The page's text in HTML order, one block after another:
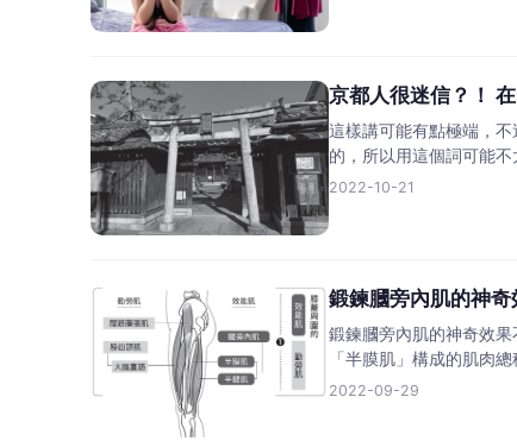
京都人很迷信？！
這樣講可能有點極端，
的，所以用這個詞可能
2022-10-21
鍛鍊膕旁內肌的神
鍛鍊膕旁內肌的神奇效
「半膜肌」構成的肌肉
2022-09-29